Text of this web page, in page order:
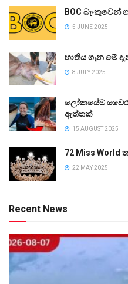
BOC
5 JUNE 2025
භාතිය ගැන මේ
8 JULY 2025
ලෝකයේම
ඇත්තක්
15 AUGUST 2025
72 Miss
22 MAY 2025
Recent News